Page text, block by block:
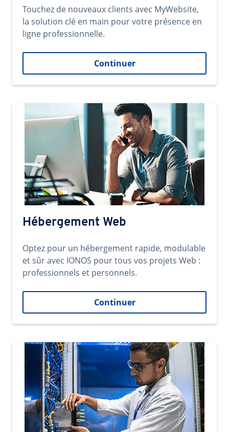
Touchez de nouveaux clients avec MyWebsite,
la solution clé en main pour votre présence en
ligne professionnelle.
Continuer
Hébergement Web
Optez pour un hébergement rapide, modulable
et sûr avec IONOS pour tous vos projets Web :
professionnels et personnels.
Continuer